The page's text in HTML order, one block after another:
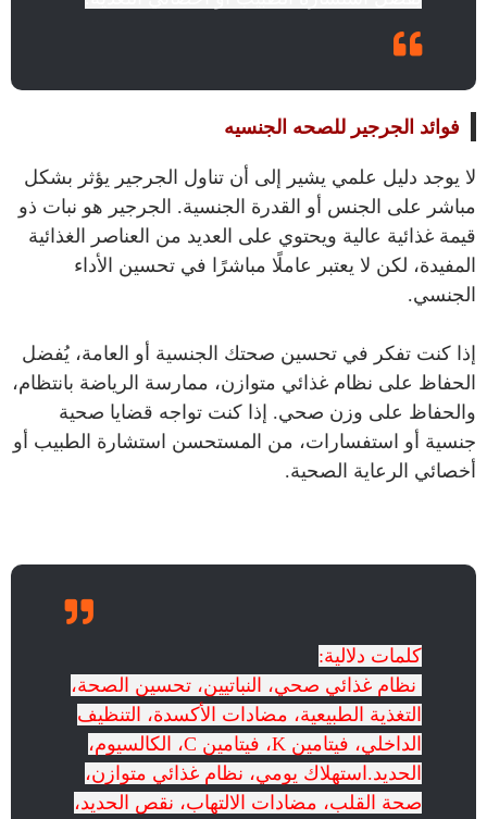
فوائد الجرجير للصحه الجنسيه
لا يوجد دليل علمي يشير إلى أن تناول الجرجير يؤثر بشكل
مباشر على الجنس أو القدرة الجنسية. الجرجير هو نبات ذو
قيمة غذائية عالية ويحتوي على العديد من العناصر الغذائية
المفيدة، لكن لا يعتبر عاملًا مباشرًا في تحسين الأداء
الجنسي.
إذا كنت تفكر في تحسين صحتك الجنسية أو العامة، يُفضل
الحفاظ على نظام غذائي متوازن، ممارسة الرياضة بانتظام،
والحفاظ على وزن صحي. إذا كنت تواجه قضايا صحية
جنسية أو استفسارات، من المستحسن استشارة الطبيب أو
أخصائي الرعاية الصحية.
كلمات دلالية:
نظام غذائي صحي، النباتيين، تحسين الصحة،
التغذية الطبيعية، مضادات الأكسدة، التنظيف
الداخلي، فيتامين K، فيتامين C، الكالسيوم،
الحديد.استهلاك يومي، نظام غذائي متوازن،
صحة القلب، مضادات الالتهاب، نقص الحديد،